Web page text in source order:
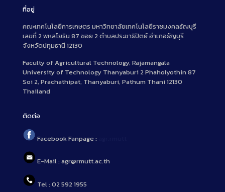
ที่อยู่
คณะเทคโนโลยีการเกษตร มหาวิทยาลัยเทคโนโลยีราชมงคลธัญบุรี
เลขที่ 2 พหลโยธิน 87 ซอย 2 ตำบลประชาธิปัตย์ อำเภอธัญบุรี
จังหวัดปทุมธานี 12130
Faculty of Agricultural Technology, Rajamangala
University of Technology Thanyaburi 2 Phaholyothin 87
Soi 2, Prachathipat, Thanyaburi, Pathum Thani 12130
Thailand
ติดต่อ
Facebook Fanpage :
E-Mail : agr@rmutt.ac.th
Tel : 02 592 1955